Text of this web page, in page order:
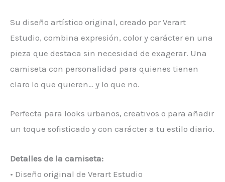
Su diseño artístico original, creado por Verart
Estudio, combina expresión, color y carácter en una
pieza que destaca sin necesidad de exagerar. Una
camiseta con personalidad para quienes tienen
claro lo que quieren… y lo que no.
Perfecta para looks urbanos, creativos o para añadir
un toque sofisticado y con carácter a tu estilo diario.
Detalles de la camiseta:
• Diseño original de Verart Estudio